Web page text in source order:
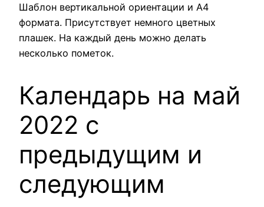
Шаблон вертикальной ориентации и А4
формата. Присутствует немного цветных
плашек. На каждый день можно делать
несколько пометок.
Календарь на май
2022 с
предыдущим и
следующим